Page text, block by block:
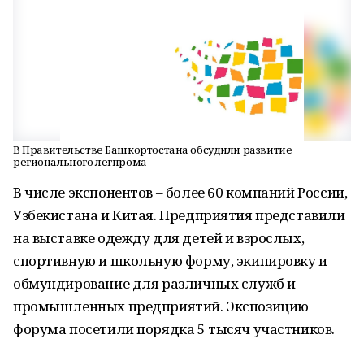
В Правительстве Башкортостана обсудили развитие
регионального легпрома
В числе экспонентов – более 60 компаний России,
Узбекистана и Китая. Предприятия представили
на выставке одежду для детей и взрослых,
спортивную и школьную форму, экипировку и
обмундирование для различных служб и
промышленных предприятий. Экспозицию
форума посетили порядка 5 тысяч участников.